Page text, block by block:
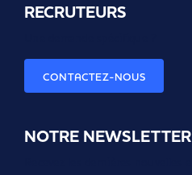
RECRUTEURS
CONTACTEZ-NOUS
NOTRE NEWSLETTER